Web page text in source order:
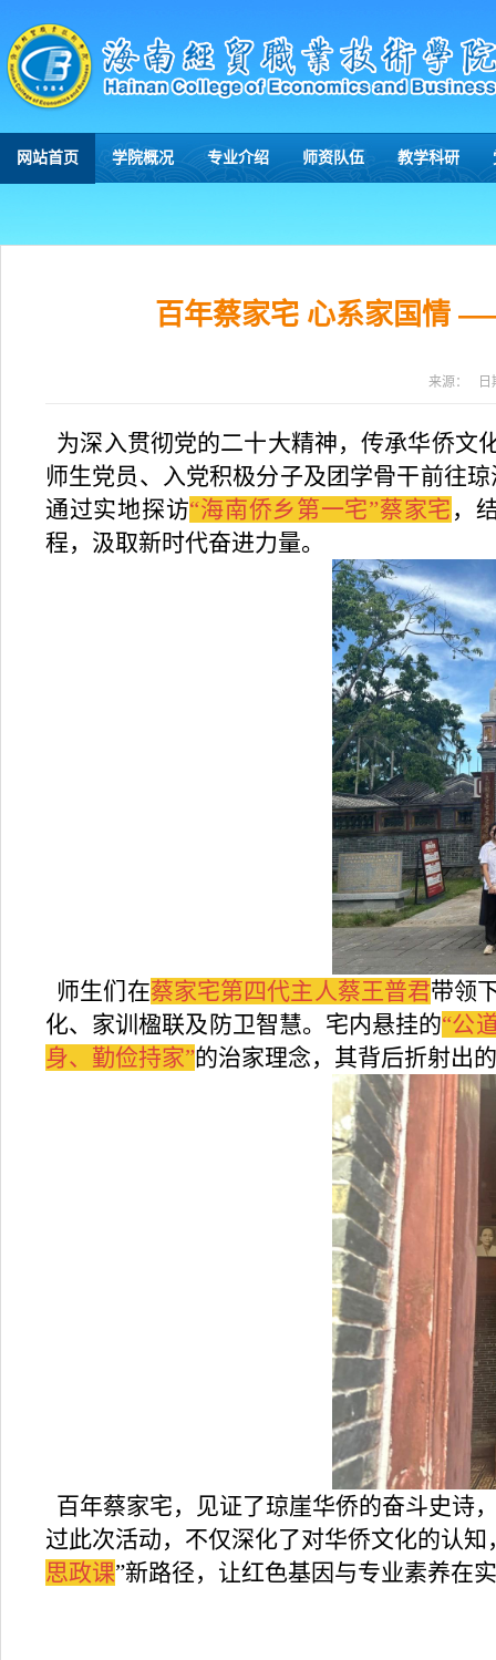
网站首页 学院概况 专业介绍 师资队伍 教学科研
百年蔡家宅 心系家国情
来源：
为深入贯彻党的二十大精神，传承华侨文
师生党员、入党积极分子及团学骨干前往
通过实地探访“海南侨乡第一宅”蔡家宅 ，
程，汲取新时代奋进力量。
师生们在蔡家宅第四代主人蔡王普君带领
化、家训楹联及防卫智慧。宅内悬挂的“公
身、勤俭持家”的治家理念，其背后折射出
百年蔡家宅，见证了琼崖华侨的奋斗史诗
过此次活动，不仅深化了对华侨文化的认
思政课”新路径，让红色基因与专业素养在